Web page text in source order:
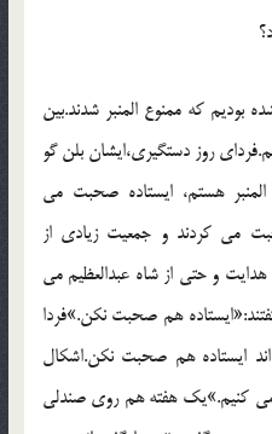
بوديم که ممنوع المنبر شدند.بين
روز دستگيري،ايشان بلن گو
هستم، ايستاده صحبت مي
مي کردند و جمعيت زيادي از
هدايت و حتي از شاه عبدالعظيم مي
هم صحبت نکن.»فردا
ايستاده هم صحبت نکن.اشکال
کنيم.»يک هفته هم روي صندلي